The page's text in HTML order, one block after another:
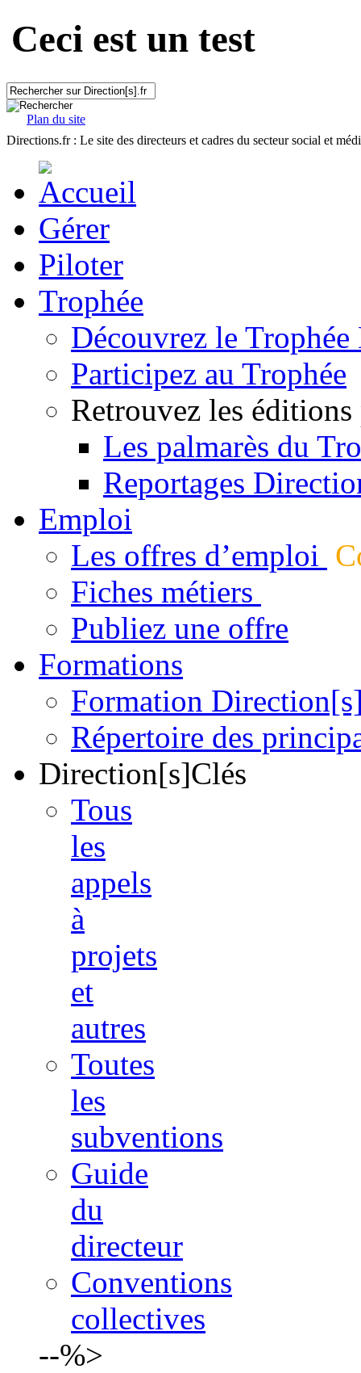
Ceci est un test
Plan du site
Directions.fr : Le site des directeurs et cadres du secteur social et
Gérer
Piloter
Trophée
Découvrez le
Participez au Trophée
Retrouvez les éditions
Les palmarès du
Reportages
Emploi
Les offres d’emploi
Fiches métiers
Publiez une offre
Formations
Formation
Répertoire des
Direction[s]Clés
Tous
les
appels
à
projets
et
autres
Toutes
les
subventions
Guide
du
directeur
Conventions
collectives
--%>